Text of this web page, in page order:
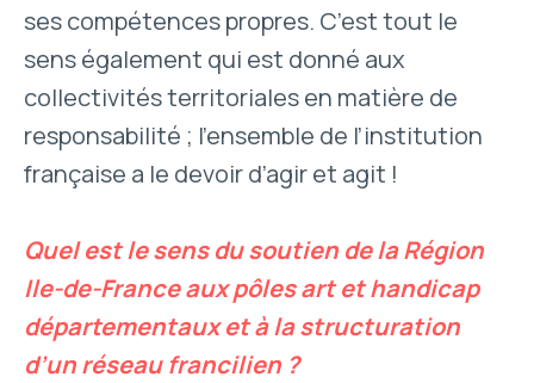
ses compétences propres. C’est tout le
sens également qui est donné aux
collectivités territoriales en matière de
responsabilité ; l’ensemble de l’institution
française a le devoir d’agir et agit !
Quel est le sens du soutien de la Région
Ile-de-France aux pôles art et handicap
départementaux et à la structuration
d’un réseau francilien ?